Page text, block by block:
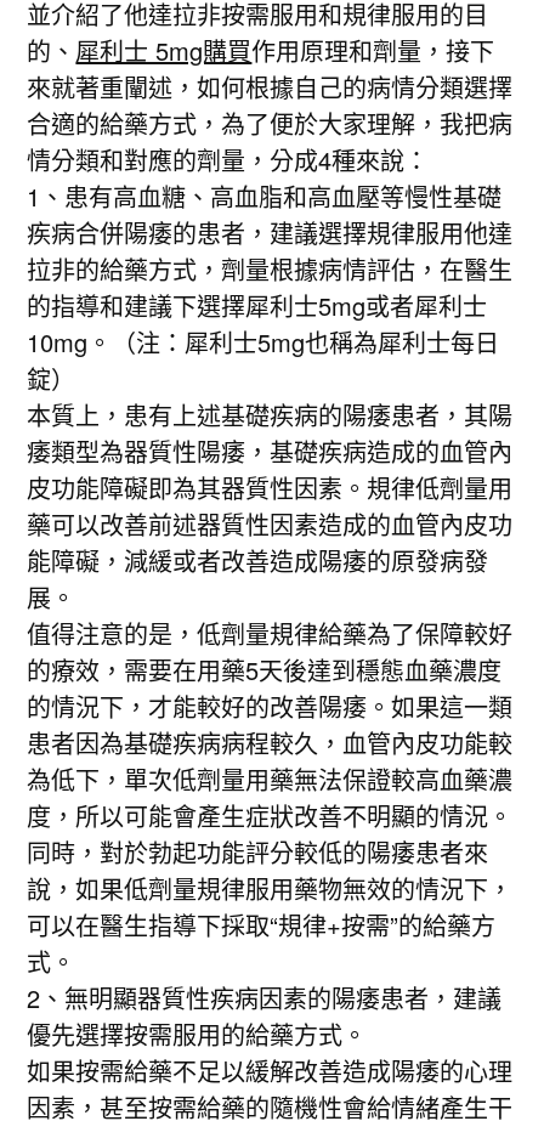
並介紹了他達拉非按需服用和規律服用的目
的、 犀利士 5mg購買作用原理和劑量，接下
來就著重闡述，如何根據自己的病情分類選擇
合適的給藥方式，為了便於大家理解，我把病
情分類和對應的劑量，分成4種來說：
1、患有高血糖、高血脂和高血壓等慢性基礎
疾病合併陽痿的患者，建議選擇規律服用他達
拉非的給藥方式，劑量根據病情評估，在醫生
的指導和建議下選擇犀利士5mg或者犀利士
10mg。（注：犀利士5mg也稱為犀利士每日
錠）
本質上，患有上述基礎疾病的陽痿患者，其陽
痿類型為器質性陽痿，基礎疾病造成的血管內
皮功能障礙即為其器質性因素。規律低劑量用
藥可以改善前述器質性因素造成的血管內皮功
能障礙，減緩或者改善造成陽痿的原發病發
展。
值得注意的是，低劑量規律給藥為了保障較好
的療效，需要在用藥5天後達到穩態血藥濃度
的情況下，才能較好的改善陽痿。如果這一類
患者因為基礎疾病病程較久，血管內皮功能較
為低下，單次低劑量用藥無法保證較高血藥濃
度，所以可能會產生症狀改善不明顯的情況。
同時，對於勃起功能評分較低的陽痿患者來
說，如果低劑量規律服用藥物無效的情況下，
可以在醫生指導下採取“規律+按需”的給藥方
式。
2、無明顯器質性疾病因素的陽痿患者，建議
優先選擇按需服用的給藥方式。
如果按需給藥不足以緩解改善造成陽痿的心理
因素，甚至按需給藥的隨機性會給情緒產生干